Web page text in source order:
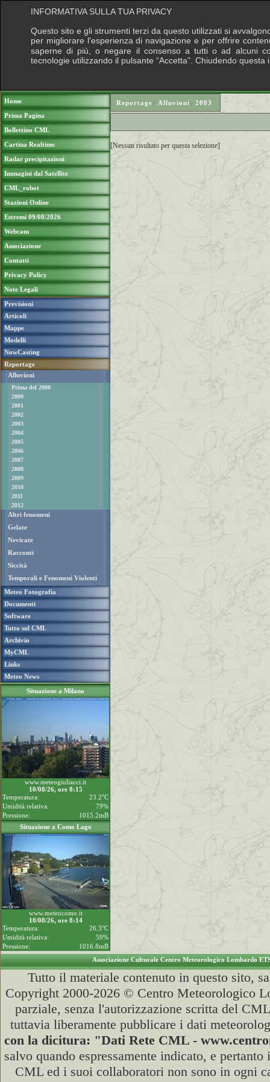
Home
Prima Pagina
Bollettino CML
Cartina Realtime
Radar precipitazioni
Immagini dal Satellite
CML_robot
Stazioni Online
Estremi 09/08/2026
Webcam
Associazione
Contatti
Privacy Policy
Note Legali
Previsioni
Articoli
Mappe
Modelli
NowCasting
Reportage
Alluvioni
Prima del 2000
2000
2001
2002
2003
2004
2005
2006
2007
2008
2009
2010
2011
2012
Altri fenomeni
Gelate
Nevicate
Racconti
Siccità
Temporali e Fenomeni Violenti
Meteo Fotografia
Documenti
Software
Tutto sul CML
Archivio
MyCML
Links
Meteo News
Situazione a Milano
www.meteogiuliacci.it
10/08/26, ore 8:15
Temperatura:
23.2°C
Umidità relativa:
79%
Pressione:
1015.2mB
Situazione a Como Lago
www.meteocomo.it
10/08/26, ore 8:14
Temperatura:
26.3°C
Umidità relativa:
59%
Pressione:
1016.8mB
Reportage› Alluvioni› 2003
[Nessun risultato per questa selezione]
Associazione Culturale Centro Meteorologico Lombardo
Tutto il materiale contenuto in questo sito,
Copyright 2000-2026 © Centro Meteorologico
parziale, senza l'autorizzazione scritta del
tuttavia liberamente pubblicare i dati
con la dicitura: "Dati Rete CML -
salvo quando espressamente indicato, e
CML ed i suoi collaboratori non sono in ogni
INFORMATIVA SULLA TUA PRIVACY
Questo sito e gli strumenti terzi da questo utilizzati si
per migliorare l'esperienza di navigazione e per offrire
saperne di più, o negare il consenso a tutti o ad alcuni
tecnologie utilizzando il pulsante “Accetta”. Chiudendo